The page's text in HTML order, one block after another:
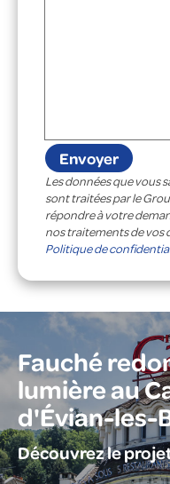
Les données que vous
sont traitées par le
répondre à votre
nos traitements de vos
Politique de
Fauché
lumière au
d'Évian-les-
Découvrez le